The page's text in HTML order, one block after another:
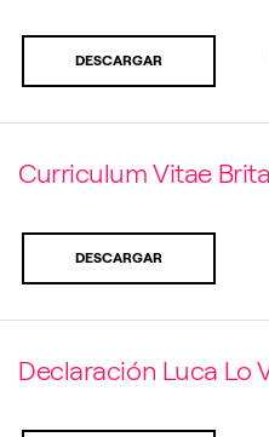
DESCARGAR
Curriculum Vitae
DESCARGAR
Declaración Luca Lo